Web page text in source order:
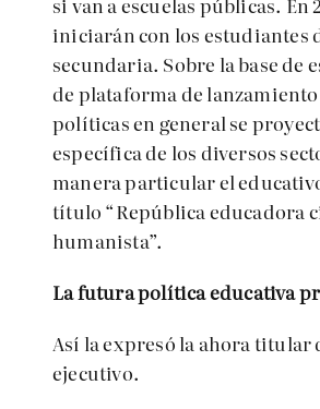
iniciarán con los estudiantes
secundaria. Sobre la base de
de plataforma de lanzamiento
políticas en general se
específica de los diversos
manera particular el
título “República educadora
humanista”.
La futura política educativa
Así la expresó la ahora titular
ejecutivo.